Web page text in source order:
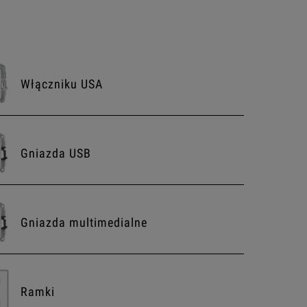
Włączniku USA
Gniazda USB
Gniazda multimedialne
Ramki